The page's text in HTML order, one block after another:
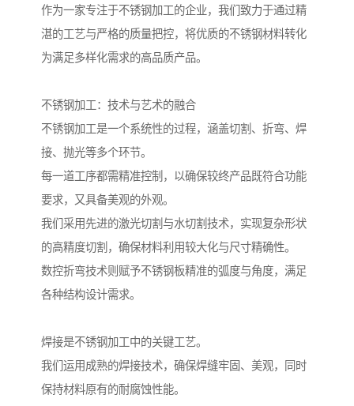
作为一家专注于不锈钢加工的企业，我们致力于通过精
湛的工艺与严格的质量把控，将优质的不锈钢材料转化
为满足多样化需求的高品质产品。
不锈钢加工：技术与艺术的融合
不锈钢加工是一个系统性的过程，涵盖切割、折弯、焊
接、抛光等多个环节。
每一道工序都需精准控制，以确保较终产品既符合功能
要求，又具备美观的外观。
我们采用先进的激光切割与水切割技术，实现复杂形状
的高精度切割，确保材料利用较大化与尺寸精确性。
数控折弯技术则赋予不锈钢板精准的弧度与角度，满足
各种结构设计需求。
焊接是不锈钢加工中的关键工艺。
我们运用成熟的焊接技术，确保焊缝牢固、美观，同时
保持材料原有的耐腐蚀性能。